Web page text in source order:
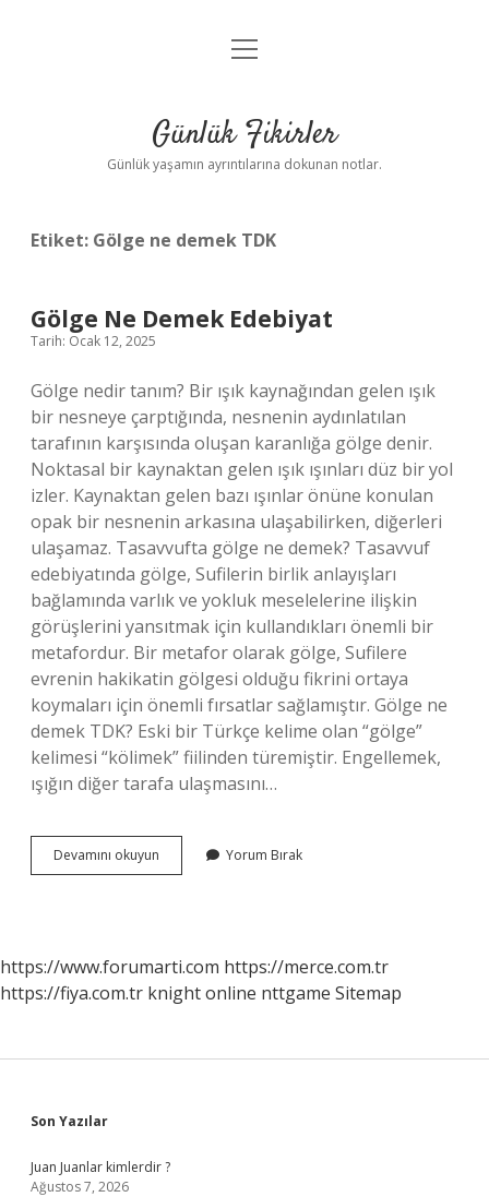
Anasayfa
Yasal Uyarı
menüyü
Günlük Fikirler
Günlük yaşamın ayrıntılarına dokunan notlar.
Etiket: Gölge ne demek TDK
Gölge Ne Demek Edebiyat
Tarih: Ocak 12, 2025
Gölge nedir tanım? Bir ışık kaynağından gelen ışık
bir nesneye çarptığında, nesnenin aydınlatılan
tarafının karşısında oluşan karanlığa gölge denir.
Noktasal bir kaynaktan gelen ışık ışınları düz bir yol
izler. Kaynaktan gelen bazı ışınlar önüne konulan
opak bir nesnenin arkasına ulaşabilirken, diğerleri
ulaşamaz. Tasavvufta gölge ne demek? Tasavvuf
edebiyatında gölge, Sufilerin birlik anlayışları
bağlamında varlık ve yokluk meselelerine ilişkin
görüşlerini yansıtmak için kullandıkları önemli bir
metafordur. Bir metafor olarak gölge, Sufilere
evrenin hakikatin gölgesi olduğu fikrini ortaya
koymaları için önemli fırsatlar sağlamıştır. Gölge ne
demek TDK? Eski bir Türkçe kelime olan “gölge”
kelimesi “kölimek” fiilinden türemiştir. Engellemek,
ışığın diğer tarafa ulaşmasını…
Devamını okuyun
Ne
Yorum Bırak
https://www.forumarti.com https://merce.com.tr
https://fiya.com.tr knight online nttgame Sitemap
Sidebar
Son Yazılar
Juan Juanlar kimlerdir ?
Ağustos 7, 2026